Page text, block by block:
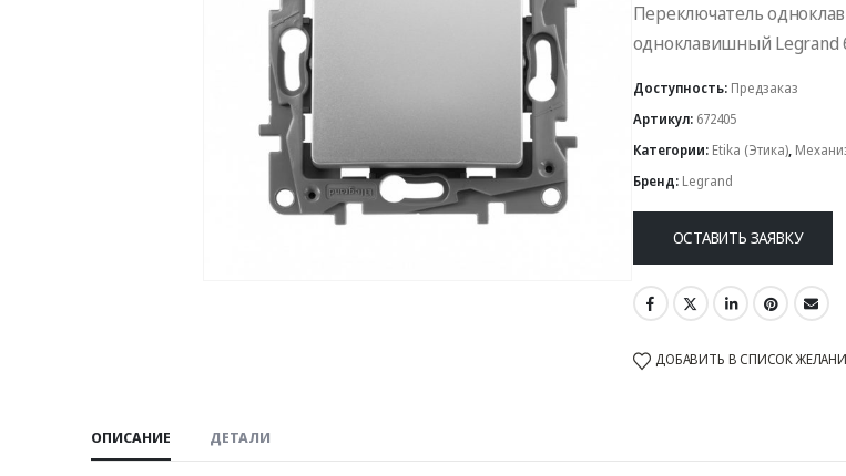
Переключатель
одноклавишный Legrand
Доступность: Предзаказ
Артикул: 672405
Категории: Etika (Этика),
Бренд: Legrand
ОСТАВИТЬ ЗАЯВКУ
ДОБАВИТЬ В СПИСОК
ОПИСАНИЕ ДЕТАЛИ